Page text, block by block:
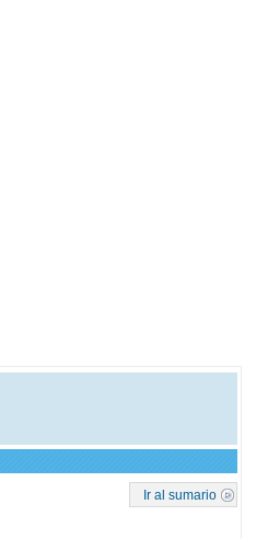
Ir al sumario